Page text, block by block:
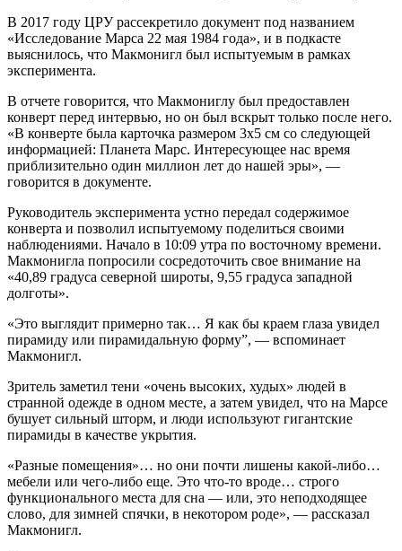
В 2017 году ЦРУ рассекретило документ под названием
«Исследование Марса 22 мая 1984 года», и в подкасте
выяснилось, что Макмонигл был испытуемым в рамках
эксперимента.
В отчете говорится, что Макмониглу был предоставлен
конверт перед интервью, но он был вскрыт только после него.
«В конверте была карточка размером 3х5 см со следующей
информацией: Планета Марс. Интересующее нас время
приблизительно один миллион лет до нашей эры», —
говорится в документе.
Руководитель эксперимента устно передал содержимое
конверта и позволил испытуемому поделиться своими
наблюдениями. Начало в 10:09 утра по восточному времени.
Макмонигла попросили сосредоточить свое внимание на
«40,89 градуса северной широты, 9,55 градуса западной
долготы».
«Это выглядит примерно так… Я как бы краем глаза увидел
пирамиду или пирамидальную форму”, — вспоминает
Макмонигл.
Зритель заметил тени «очень высоких, худых» людей в
странной одежде в одном месте, а затем увидел, что на Марсе
бушует сильный шторм, и люди используют гигантские
пирамиды в качестве укрытия.
«Разные помещения»… но они почти лишены какой-либо…
мебели или чего-либо еще. Это что-то вроде… строго
функционального места для сна — или, это неподходящее
слово, для зимней спячки, в некотором роде», — рассказал
Макмонигл.